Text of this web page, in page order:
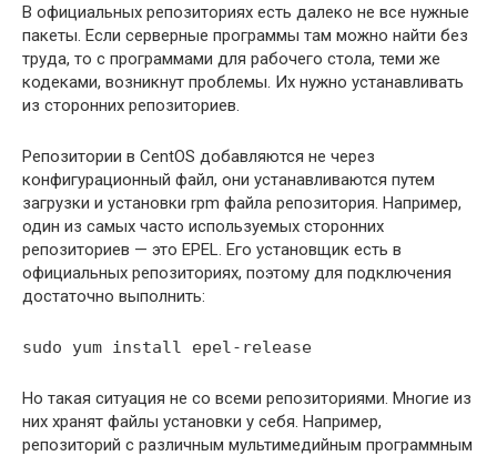
В официальных репозиториях есть далеко не все нужные
пакеты. Если серверные программы там можно найти без
труда, то с программами для рабочего стола, теми же
кодеками, возникнут проблемы. Их нужно устанавливать
из сторонних репозиториев.
Репозитории в CentOS добавляются не через
конфигурационный файл, они устанавливаются путем
загрузки и установки rpm файла репозитория. Например,
один из самых часто используемых сторонних
репозиториев — это EPEL. Его установщик есть в
официальных репозиториях, поэтому для подключения
достаточно выполнить:
sudo yum install epel-release
Но такая ситуация не со всеми репозиториями. Многие из
них хранят файлы установки у себя. Например,
репозиторий с различным мультимедийным программным